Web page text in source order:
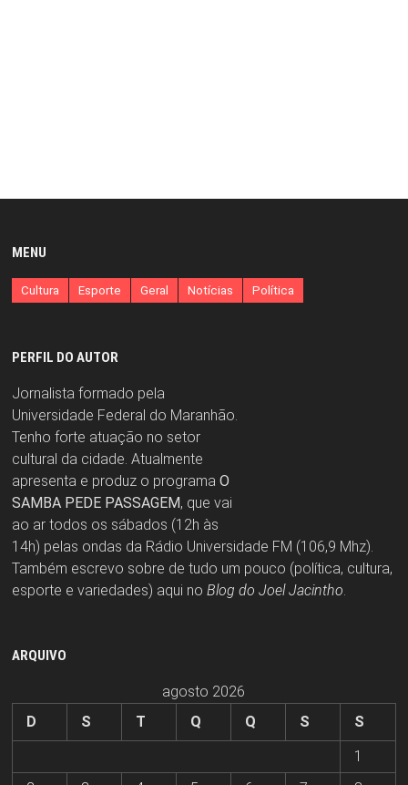
MENU
Cultura Esporte Geral Notícias Política
PERFIL DO AUTOR
Jornalista formado pela
Universidade Federal do Maranhão.
Tenho forte atuação no setor
cultural da cidade. Atualmente
apresenta e produz o programa O
SAMBA PEDE PASSAGEM, que vai
ao ar todos os sábados (12h às
14h) pelas ondas da Rádio Universidade FM (106,9 Mhz).
Também escrevo sobre de tudo um pouco (política, cultura,
esporte e variedades) aqui no Blog do Joel Jacintho
ARQUIVO
agosto 2026
D
S T Q Q S
S
1